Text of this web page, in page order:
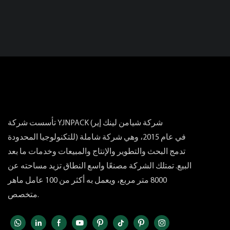
تأسست شركة YJNPACK (شركة شيامن لينك إير
للتكنولوجيا المحدودة) في عام 2015، وهي شركة شاملة
تدمج البحث والتطوير والإنتاج والمبيعات وخدمات ما بعد
البيع. تمتلك الشركة مصنعًا واسع النطاق تزيد مساحته عن
8000 متر مربع، ويعمل به أكثر من 100 عامل ماهر
متخصص.